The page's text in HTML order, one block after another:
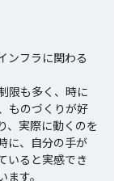
ンフラに関わる
限も多く、時に
ものづくりが好
、実際に動くのを
に、自分の手が
いると実感でき
す。